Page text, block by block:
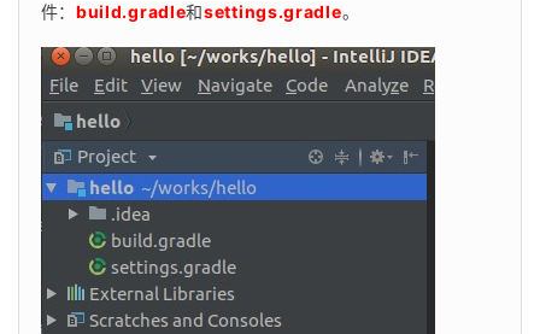
件： build.gradle和settings.gradle。